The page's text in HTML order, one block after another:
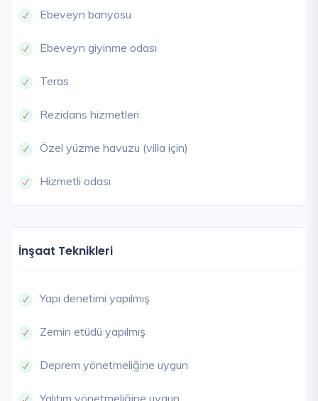
Ebeveyn banyosu
Ebeveyn giyinme odası
Teras
Rezidans hizmetleri
Özel yüzme havuzu (villa için)
Hizmetli odası
İnşaat Teknikleri
Yapı denetimi yapılmış
Zemin etüdü yapılmış
Deprem yönetmeliğine uygun
Yalıtım yönetmeliğine uygun